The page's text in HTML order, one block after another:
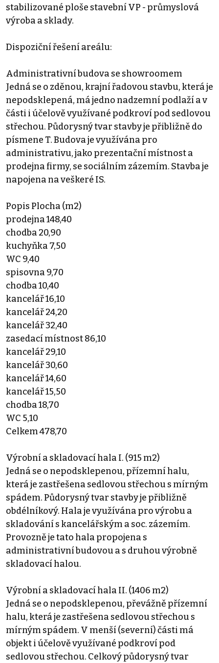
stabilizované ploše stavební VP - průmyslová
výroba a sklady.
Dispoziční řešení areálu:
Administrativní budova se showroomem
Jedná se o zděnou, krajní řadovou stavbu, která je
nepodsklepená, má jedno nadzemní podlaží a v
části i účelově využívané podkroví pod sedlovou
střechou. Půdorysný tvar stavby je přibližně do
písmene T. Budova je využívána pro
administrativu, jako prezentační místnost a
prodejna firmy, se sociálním zázemím. Stavba je
napojena na veškeré IS.
Popis Plocha (m2)
prodejna 148,40
chodba 20,90
kuchyňka 7,50
WC 9,40
spisovna 9,70
chodba 10,40
kancelář 16,10
kancelář 24,20
kancelář 32,40
zasedací místnost 86,10
kancelář 29,10
kancelář 30,60
kancelář 14,60
kancelář 15,50
chodba 18,70
WC 5,10
Celkem 478,70
Výrobní a skladovací hala I. (915 m2)
Jedná se o nepodsklepenou, přízemní halu,
která je zastřešena sedlovou střechou s mírným
spádem. Půdorysný tvar stavby je přibližně
obdélníkový. Hala je využívána pro výrobu a
skladování s kancelářským a soc. zázemím.
Provozně je tato hala propojena s
administrativní budovou a s druhou výrobně
skladovací halou.
Výrobní a skladovací hala II. (1406 m2)
Jedná se o nepodsklepenou, převážně přízemní
halu, která je zastřešena sedlovou střechou s
mírným spádem. V menší (severní) části má
objekt i účelově využívané podkroví pod
sedlovou střechou. Celkový půdorysný tvar